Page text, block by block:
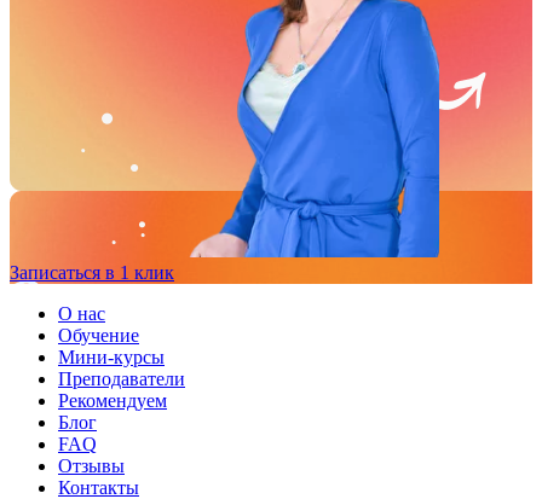
Записаться в 1 клик
О нас
Обучение
Мини-курсы
Преподаватели
Рекомендуем
Блог
FAQ
Отзывы
Контакты